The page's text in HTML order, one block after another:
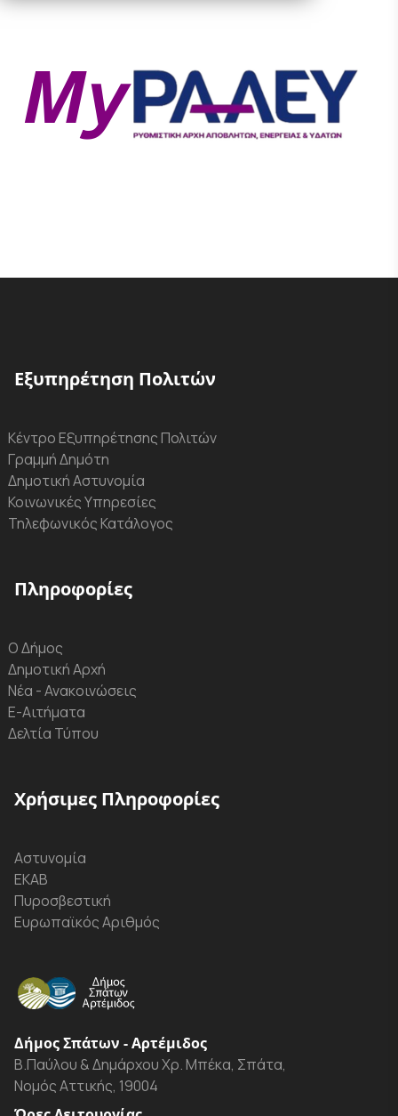
Εξυπηρέτηση Πολιτών
Κέντρο Εξυπηρέτησης Πολιτών
Γραμμή Δημότη
Δημοτική Αστυνομία
Κοινωνικές Υπηρεσίες
Τηλεφωνικός Κατάλογος
Πληροφορίες
Ο Δήμος
Δημοτική Αρχή
Νέα - Ανακοινώσεις
Ε-Αιτήματα
Δελτία Τύπου
Χρήσιμες Πληροφορίες
Αστυνομία
ΕΚΑΒ
Πυροσβεστική
Ευρωπαϊκός Αριθμός
Δήμος Σπάτων - Αρτέμιδος
Β.Παύλου & Δημάρχου Χρ. Μπέκα, Σπάτα,
Νομός Αττικής, 19004